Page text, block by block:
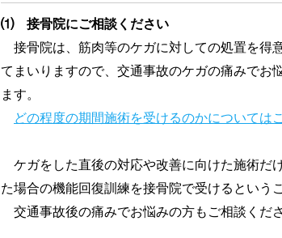
⑴ 接骨院にご相談ください
接骨院は、筋肉等のケガに対しての処置を得
てまいりますので、交通事故のケガの痛みでお
ます。
どの程度の期間施術を受けるのかについては
ケガをした直後の対応や改善に向けた施術だ
た場合の機能回復訓練を接骨院で受けるという
交通事故後の痛みでお悩みの方もご相談くださ